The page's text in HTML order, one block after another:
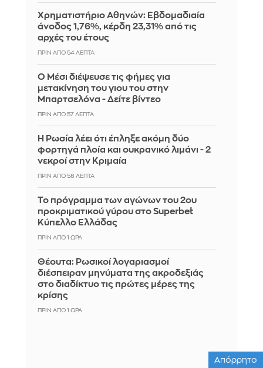
Χρηματιστήριο Αθηνών: Εβδομαδιαία
άνοδος 1,76%, κέρδη 23,31% από τις
αρχές του έτους
ΠΡΙΝ ΑΠΌ 54 ΛΕΠΤΆ
Ο Μέσι διέψευσε τις φήμες για
μετακίνηση του γιου του στην
Μπαρτσελόνα - Δείτε βίντεο
ΠΡΙΝ ΑΠΌ 57 ΛΕΠΤΆ
Η Ρωσία λέει ότι έπληξε ακόμη δύο
φορτηγά πλοία και ουκρανικό λιμάνι - 2
νεκροί στην Κριμαία
ΠΡΙΝ ΑΠΌ 58 ΛΕΠΤΆ
Το πρόγραμμα των αγώνων του 2ου
προκριματικού γύρου στο Superbet
Κύπελλο Ελλάδας
ΠΡΙΝ ΑΠΌ 1 ΏΡΑ
Θέουτα: Ρωσικοί λογαριασμοί
διέσπειραν μηνύματα της ακροδεξιάς
στο διαδίκτυο τις πρώτες μέρες της
κρίσης
ΠΡΙΝ ΑΠΌ 1 ΏΡΑ
Απόρρητο